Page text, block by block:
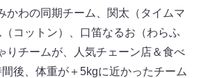
かわの同期チーム、関太（タイムマ
コットン）、口笛なるお（わらふ
りチームが、人気チェーン店＆食べ
後、体重が＋5kgに近かったチーム